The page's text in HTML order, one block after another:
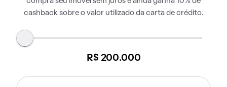
cashback sobre o valor utilizado da carta de crédito.
R$ 200.000